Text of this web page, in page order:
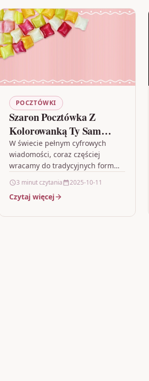
POCZTÓWKI
Szaron Pocztówka Z
Kolorowanką Ty Sam
Panie
W świecie pełnym cyfrowych
wiadomości, coraz częściej
wracamy do tradycyjnych form
Pocztówka z Kolorowanką Ty Sam
Panie" to wyjątkowy…
3 minut czytania 2025-10-11
Czytaj więcej